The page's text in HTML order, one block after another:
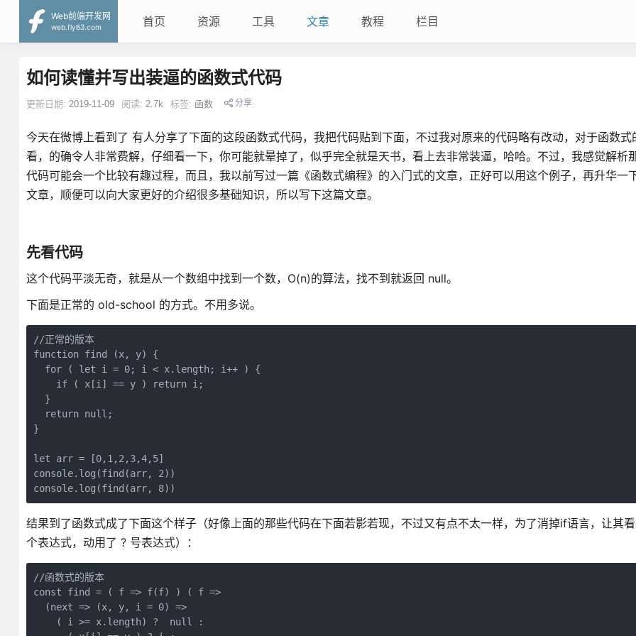
Web前端开发网
web.fly63.com
首页 资源 工具 文章 教程 栏目
如何读懂并写出装逼的函数式代码
更新日期: 2019-11-09 阅读: 2.7k 标签: 函数 分享
今天在微博上看到了 有人分享了下面的这段函数式代码，我把代码贴到下面，不过我对原来的代码略有改动，对于函数式
看，的确令人非常费解，仔细看一下，你可能就晕掉了，似乎完全就是天书，看上去非常装逼，哈哈。不过，我感觉解析
代码可能会一个比较有趣过程，而且，我以前写过一篇《函数式编程》的入门式的文章，正好可以用这个例子，再升华一
文章，顺便可以向大家更好的介绍很多基础知识，所以写下这篇文章。
先看代码
这个代码平淡无奇，就是从一个数组中找到一个数，O(n)的算法，找不到就返回 null。
下面是正常的 old-school 的方式。不用多说。
//正常的版本
function find (x, y) {
  for ( let i = 0; i < x.length; i++ ) {
    if ( x[i] == y ) return i;
  }
  return null;
}
let arr = [0,1,2,3,4,5]
console.log(find(arr, 2))
console.log(find(arr, 8))
结果到了函数式成了下面这个样子（好像上面的那些代码在下面若影若现，不过又有点不太一样，为了消掉if语言，让其
个表达式，动用了 ? 号表达式）：
//函数式的版本
const find = ( f => f(f) ) ( f =>
  (next => (x, y, i = 0) =>
    ( i >= x.length) ?  null :